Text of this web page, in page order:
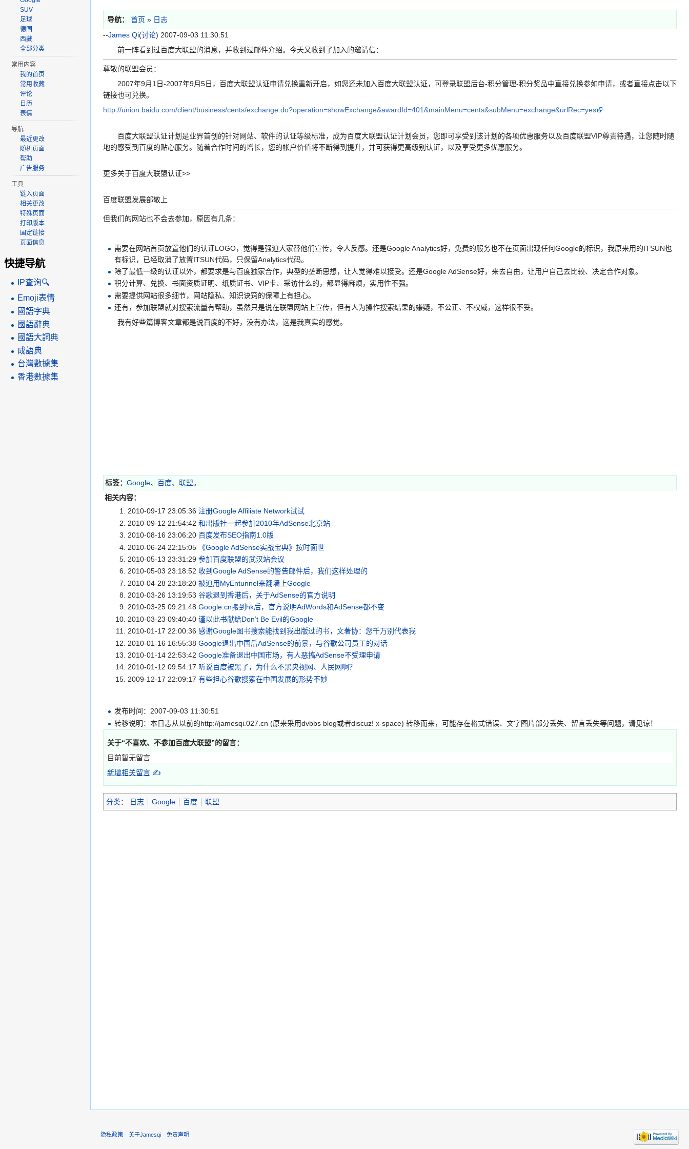
导航： 首页 » 日志
--James Qi(讨论) 2007-09-03 11:30:51
前一阵看到过百度大联盟的消息，并收到过邮件介绍。今天又收到了加入的邀请信：
尊敬的联盟会员：
2007年9月1日-2007年9月5日，百度大联盟认证申请兑换重新开启，如您还未加入百度大联盟认证，可登录联盟后台-积分管理-积分奖品中直接兑换参如申请，或者直接点击以下
链接也可兑换。
http://union.baidu.com/client/business/cents/exchange.do?operation=showExchange&awardId=401&mainMenu=cents&subMenu=exchange&urlRec=yes
百度大联盟认证计划是业界首创的针对网站、软件的认证等级标准，成为百度大联盟认证计划会员，您即可享受到该计划的各项优惠服务以及百度联盟VIP尊贵待遇，让您随时随
地的感受到百度的贴心服务。随着合作时间的增长，您的帐户价值将不断得到提升，并可获得更高级别认证，以及享受更多优惠服务。
更多关于百度大联盟认证>>
百度联盟发展部敬上
但我们的网站也不会去参加，原因有几条：
需要在网站首页放置他们的认证LOGO，觉得是强迫大家替他们宣传，令人反感。还是Google Analytics好，免费的服务也不在页面出现任何Google的标识，我原来用的ITSUN也
有标识，已经取消了放置ITSUN代码，只保留Analytics代码。
除了最低一级的认证以外，都要求是与百度独家合作，典型的垄断思想，让人觉得难以接受。还是Google AdSense好，来去自由，让用户自己去比较、决定合作对象。
积分计算、兑换、书面资质证明、纸质证书、VIP卡、采访什么的，都显得麻烦，实用性不强。
需要提供网站很多细节，网站隐私、知识诀窍的保障上有担心。
还有，参加联盟就对搜索流量有帮助，虽然只是说在联盟网站上宣传，但有人为操作搜索结果的嫌疑，不公正、不权威，这样很不妥。
我有好些篇博客文章都是说百度的不好，没有办法，这是我真实的感觉。
标签： Google、 百度、 联盟。
相关内容：
2010-09-17 23:05:36 注册Google Affiliate Network试试
2010-09-12 21:54:42 和出版社一起参加2010年AdSense北京站
2010-08-16 23:06:20 百度发布SEO指南1.0版
2010-06-24 22:15:05
《Google AdSense实战宝典》按时面世
2010-05-13 23:31:29 参加百度联盟的武汉站会议
2010-05-03 23:18:52 收到Google AdSense的警告邮件后，我们这样处理的
2010-04-28 23:18:20 被迫用MyEntunnel来翻墙上Google
2010-03-26 13:19:53 谷歌退到香港后，关于AdSense的官方说明
2010-03-25 09:21:48 Google.cn搬到hk后，官方说明AdWords和AdSense都不变
2010-03-23 09:40:40 谨以此书献给Don’t Be Evil的Google
2010-01-17 22:00:36 感谢Google图书搜索能找到我出版过的书，文著协：您千万别代表我
2010-01-16 16:55:38 Google退出中国后AdSense的前景，与谷歌公司员工的对话
2010-01-14 22:53:42 Google准备退出中国市场，有人恶搞AdSense不受理申请
2010-01-12 09:54:17 听说百度被黑了，为什么不黑央视网、人民网啊？
2009-12-17 22:09:17 有些担心谷歌搜索在中国发展的形势不妙
发布时间：2007-09-03 11:30:51
转移说明：本日志从以前的http://jamesqi.027.cn (原来采用dvbbs blog或者discuz! x-space) 转移而来，可能存在格式错误、文字图片部分丢失、留言丢失等问题，请见谅！
关于“不喜欢、不参加百度大联盟”的留言：
目前暂无留言
新增相关留言 ✍
分类： 日志 Google 百度 联盟
SUV
足球
德国
西藏
全部分类
常用内容
我的首页
常用收藏
评论
日历
表情
导航
最近更改
随机页面
帮助
广告服务
工具
链入页面
相关更改
特殊页面
打印版本
固定链接
页面信息
快捷导航
IP查询🔍
Emoji表情
國語字典
國語辭典
國語大詞典
成語典
台灣數據集
香港數據集
隐私政策 关于Jamesqi 免责声明